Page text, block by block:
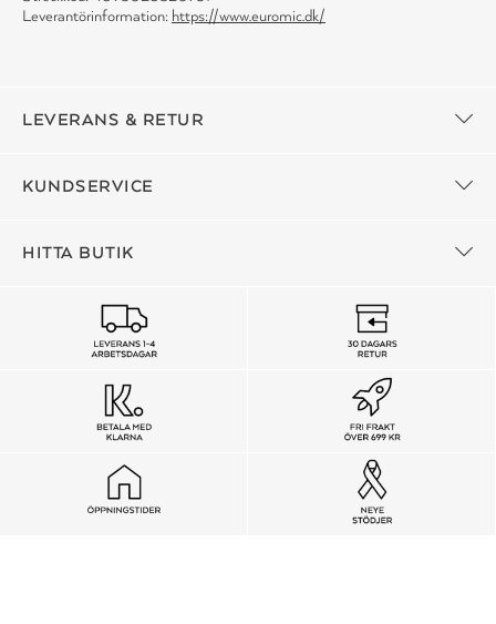
Leverantörinformation: https://www.euromic.dk/
LEVERANS & RETUR
KUNDSERVICE
HITTA BUTIK